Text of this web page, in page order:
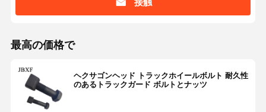
接触
最高の価格で
ヘクサゴンヘッド トラックホイールボルト 耐久性
のあるトラックガード ボルトとナッツ